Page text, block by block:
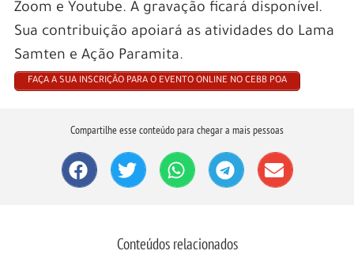
Zoom e Youtube. A gravação ficará disponível.
Sua contribuição apoiará as atividades do Lama
Samten e Ação Paramita.
FAÇA A SUA INSCRIÇÃO PARA O EVENTO ONLINE NO CEBB POA
Compartilhe esse conteúdo para chegar a mais pessoas
Conteúdos relacionados